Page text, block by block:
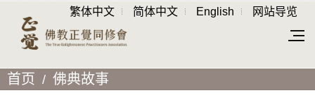
繁体中文 简体中文 English 网站导览
首页 佛典故事